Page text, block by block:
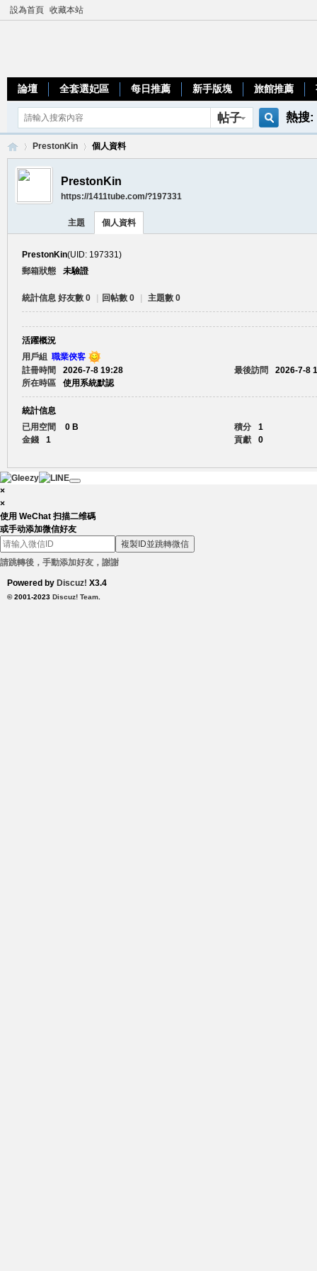
設為首頁 收藏本站
論壇 全套選妃區 每日推薦 新手版塊 旅館推薦
帖子 熱搜:
›
PrestonKin 個人資料
PrestonKin
https://1411tube.com/?197331
主題 個人資料
PrestonKin(UID: 197331)
郵箱狀態
未驗證
統計信息 好友數 0 回帖數 0 主題數 0
活躍概況
用戶組 職業俠客
註冊時間
2026-7-8 19:28 最後訪問
2026-7-8
所在時區
使用系統默認
統計信息
已用空間
0 B 積分
1
金錢
1 貢獻 0
×
×
使用 WeChat 扫描二维碼
或手动添加微信好友
複製ID並跳轉微信
請跳轉後，手動添加好友，謝謝
Powered by Discuz! X3.4
© 2001-2023 Discuz! Team.